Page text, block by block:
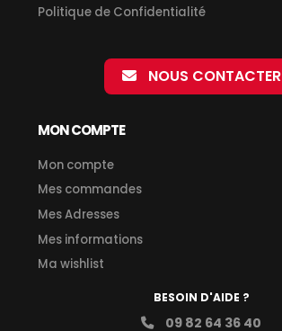
Politique de Confidentialité
NOUS CONTACTER
MON COMPTE
Mon compte
Mes commandes
Mes Adresses
Mes informations
Ma wishlist
BESOIN D'AIDE ?
09 82 64 36 40